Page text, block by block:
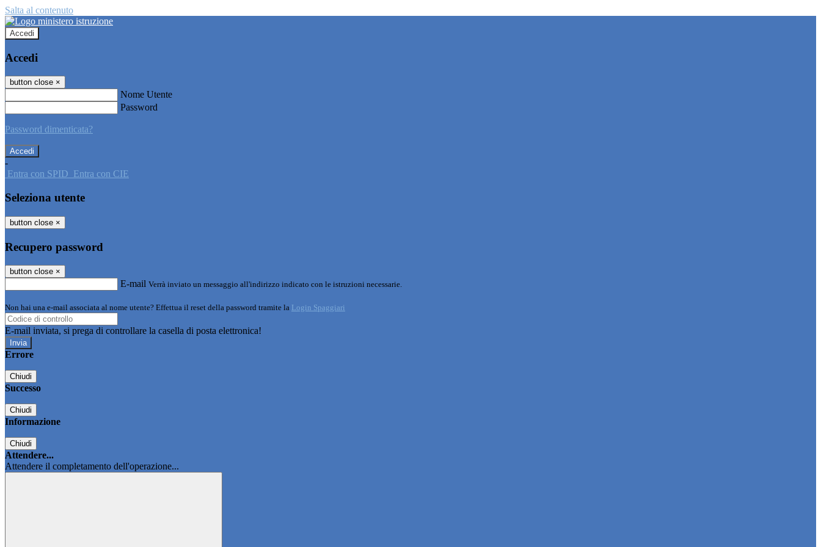
Salta al contenuto
Accedi
Accedi
button close ×
Nome Utente
Password
Password dimenticata?
-
Entra con SPID Entra con CIE
Seleziona utente
button close ×
Recupero password
button close ×
E-mail Verrà inviato un messaggio all'indirizzo indicato con le istruzioni necessarie.
Non hai una e-mail associata al nome utente? Effettua il reset della password tramite la Login Spaggiari
E-mail inviata, si prega di controllare la casella di posta elettronica!
Errore
Chiudi
Successo
Chiudi
Informazione
Chiudi
Attendere...
Attendere il completamento dell'operazione...